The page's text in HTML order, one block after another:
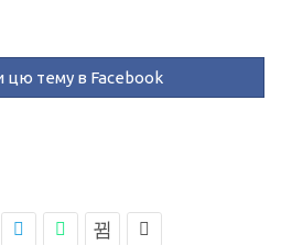
цю тему в Facebook